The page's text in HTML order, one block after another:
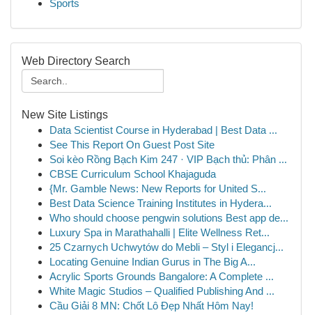
Sports
Web Directory Search
New Site Listings
Data Scientist Course in Hyderabad | Best Data ...
See This Report On Guest Post Site
Soi kèo Rồng Bạch Kim 247 · VIP Bạch thủ: Phân ...
CBSE Curriculum School Khajaguda
{Mr. Gamble News: New Reports for United S...
Best Data Science Training Institutes in Hydera...
Who should choose pengwin solutions Best app de...
Luxury Spa in Marathahalli | Elite Wellness Ret...
25 Czarnych Uchwytów do Mebli – Styl i Elegancj...
Locating Genuine Indian Gurus in The Big A...
Acrylic Sports Grounds Bangalore: A Complete ...
White Magic Studios – Qualified Publishing And ...
Cầu Giải 8 MN: Chốt Lô Đẹp Nhất Hôm Nay!